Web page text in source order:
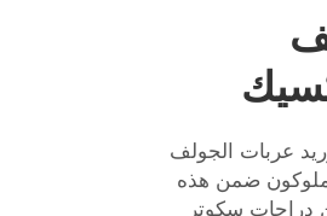
عربات الجولف
ضمن هذه
دراجات سكوتر